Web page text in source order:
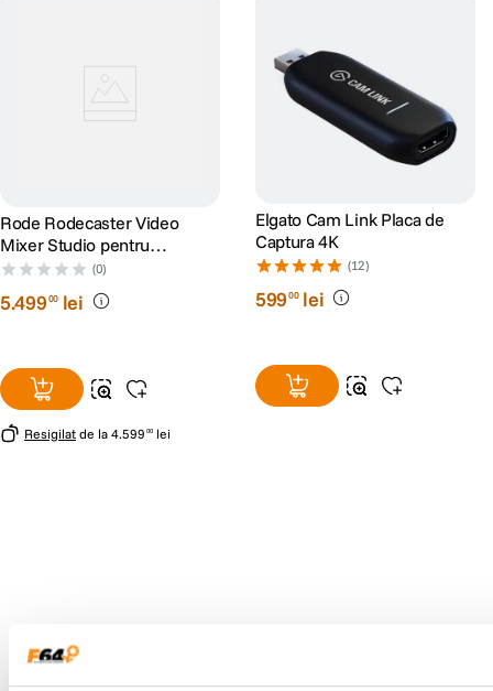
Rode Rodecaster Video
Mixer Studio pentru
Streaming
(0)
5.49900 lei
Resigilat de la 4.599 00 lei
Elgato Cam Link Placa de
Captura 4K
(12)
59900 lei
pentru tine.